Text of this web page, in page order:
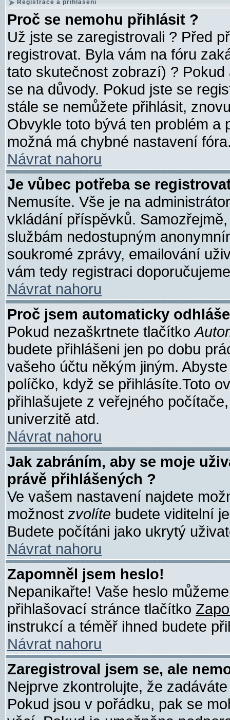
Registrace a přihlášení
Proč se nemohu přihlásit ?
Už jste se zaregistrovali ? Před
registrovat. Byla vám na fóru
tato skutečnost zobrazí) ?
se na důvody. Pokud jste se
stále se nemůžete přihlásit,
Obvykle toto bývá ten problém a
možná má chybné nastavení
Návrat nahoru
Je vůbec potřeba se
Nemusíte. Vše je na
vkládání příspěvků.
službám nedostupným
soukromé zprávy, emailování
vám tedy registraci
Návrat nahoru
Proč jsem automaticky
Pokud nezaškrtnete tlačítko
budete přihlášeni jen po dobu
vašeho účtu někým jiným.
políčko, když se přihlásíte.Toto
přihlašujete z veřejného
univerzitě atd.
Návrat nahoru
Jak zabráním, aby se moje
právě přihlášených ?
Ve vašem nastavení najdete
možnost zvolíte budete viditelní
Budete počítáni jako ukrytý
Návrat nahoru
Zapomněl jsem heslo!
Nepanikařte! Vaše heslo
přihlašovací stránce tlačítko
instrukcí a téměř ihned budete
Návrat nahoru
Zaregistroval jsem se, ale
Nejprve zkontrolujte, že
Pokud jsou v pořádku, pak se